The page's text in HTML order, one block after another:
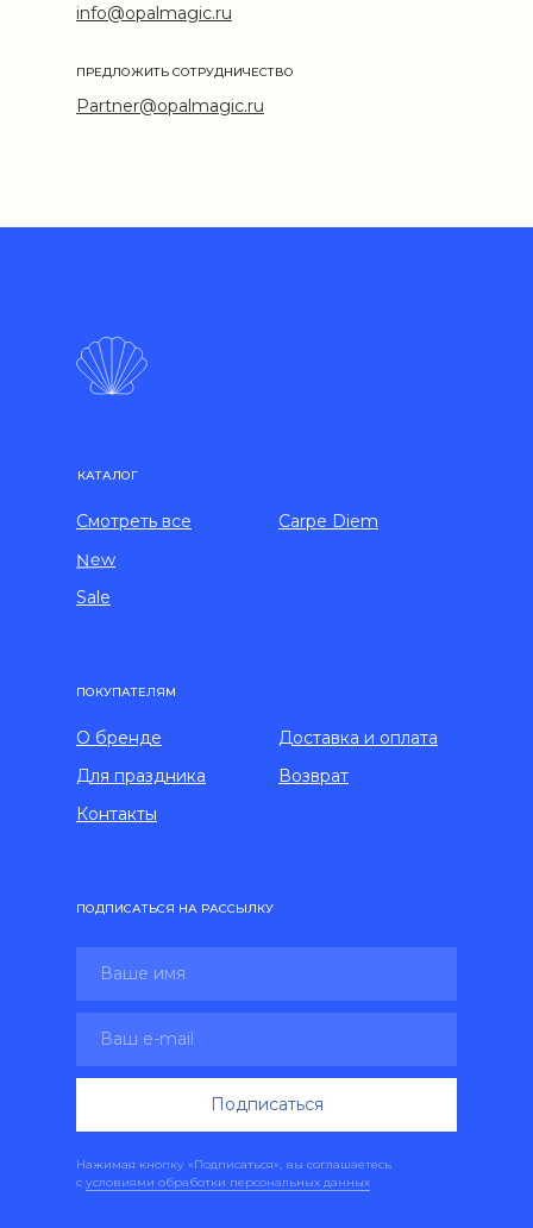
info@opalmagic.ru
Partner@opalmagic.ru
ПРЕДЛОЖИТЬ СОТРУДНИЧЕСТВО
О бренде
Доставка и оплата
Возврат
Нажимая кнопку «Подписаться», вы соглашаетесь
с условиями обработки персональных данных
Подписаться
КАТАЛОГ
ПОКУПАТЕЛЯМ
Carpe Diem
Смотреть все
New
Sale
ПОДПИСАТЬСЯ НА РАССЫЛКУ
Контакты
Для праздника